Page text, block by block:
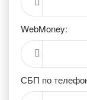
WebMoney:
СБП по